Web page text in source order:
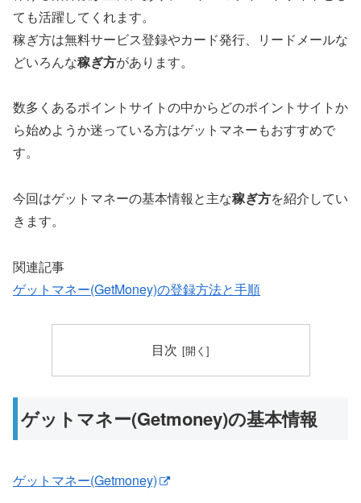
ても活躍してくれます。
稼ぎ方は無料サービス登録やカード発行、リードメールな
どいろんな稼ぎ方があります。
数多くあるポイントサイトの中からどのポイントサイトか
ら始めようか迷っている方はゲットマネーもおすすめで
す。
今回はゲットマネーの基本情報と主な稼ぎ方を紹介してい
きます。
関連記事
ゲットマネー(GetMoney)の登録方法と手順
目次
ゲットマネー(Getmoney)の基本情報
ゲットマネー(Getmoney)